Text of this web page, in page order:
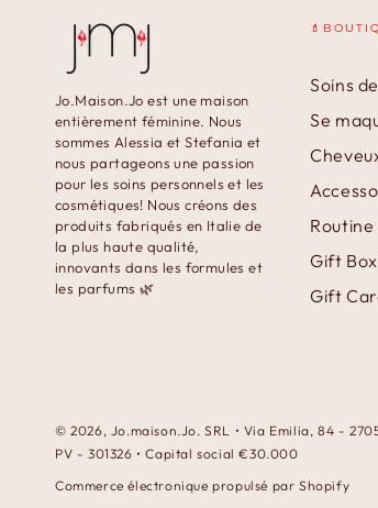
Jo.Maison.Jo est une maison
entièrement féminine. Nous
sommes Alessia et Stefania et
nous partageons une passion
pour les soins personnels et les
cosmétiques! Nous créons des
produits fabriqués en Italie de
la plus haute qualité,
innovants dans les formules et
les parfums 🌿
Soins
Se
Gift Box
Gift
© 2026, Jo.maison.Jo. SRL • Via Emilia, 84 -
PV - 301326 • Capital social €30.000
Commerce électronique propulsé par Shopify